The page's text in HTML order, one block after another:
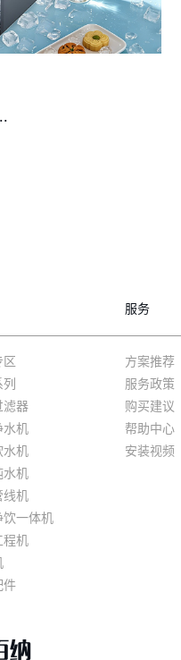
服务
区
滤器
水机
水机
水机
线机
饮一体机
程机
件
方案推荐
服务政策
购买建议
帮助中心
安装视频